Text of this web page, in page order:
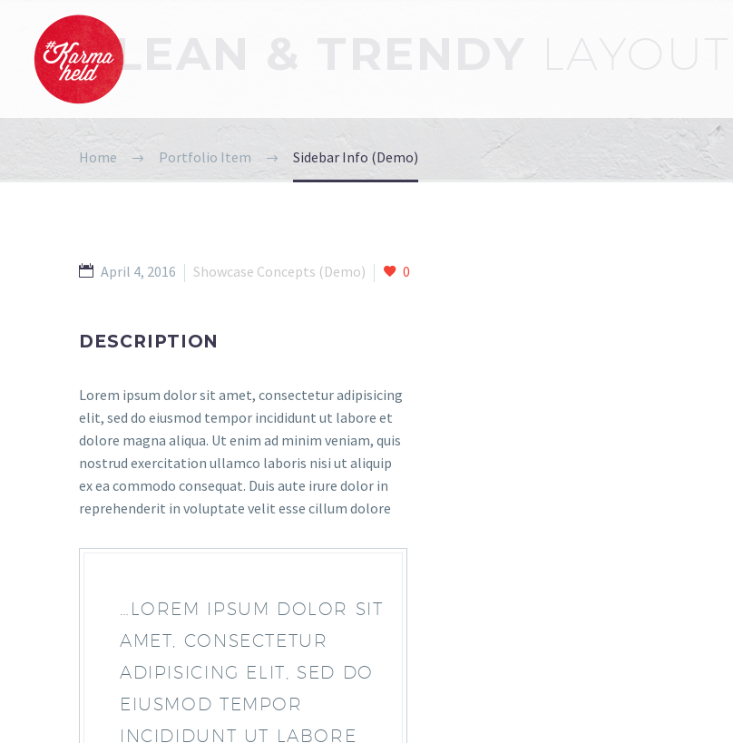
CLEAN & TRENDY
Home Portfolio Item Sidebar Info (Demo)
April 4, 2016 Showcase Concepts (Demo) 0
DESCRIPTION
Lorem ipsum dolor sit amet, consectetur adipisicing
elit, sed do eiusmod tempor incididunt ut labore et
dolore magna aliqua. Ut enim ad minim veniam, quis
nostrud exercitation ullamco laboris nisi ut aliquip
ex ea commodo consequat. Duis aute irure dolor in
reprehenderit in voluptate velit esse cillum dolore
…LOREM IPSUM DOLOR SIT
AMET, CONSECTETUR
ADIPISICING ELIT, SED DO
EIUSMOD TEMPOR
INCIDIDUNT UT LABORE